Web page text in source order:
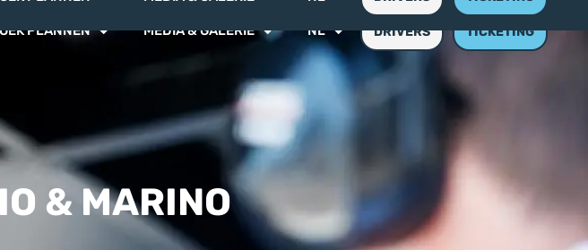
PLANNEN MEDIA & GALERIE NL DRIVERS TICKETING
& MARINO